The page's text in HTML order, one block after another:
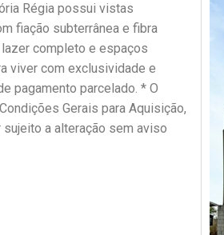
Régia possui vistas
fiação subterrânea e fibra
completo e espaços
viver com exclusividade e
pagamento parcelado. * O
Gerais para Aquisição,
a alteração sem aviso